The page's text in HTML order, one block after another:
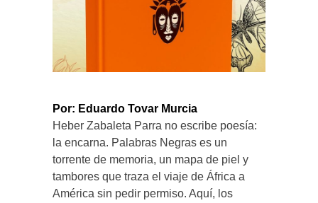
Por: Eduardo Tovar Murcia
Heber Zabaleta Parra no escribe poesía:
la encarna. Palabras Negras es un
torrente de memoria, un mapa de piel y
tambores que traza el viaje de África a
América sin pedir permiso. Aquí, los